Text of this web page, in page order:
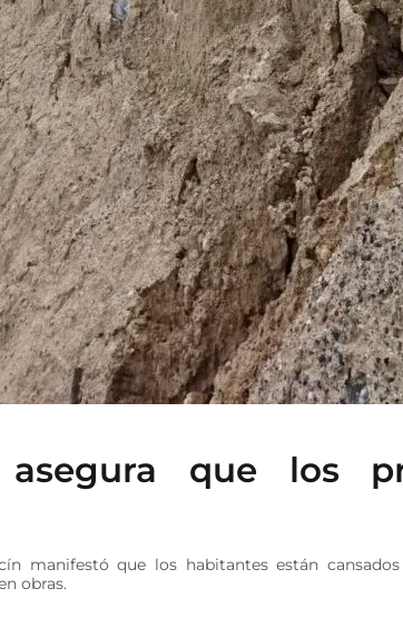
asegura que los
manifestó que los habitantes están
obras.